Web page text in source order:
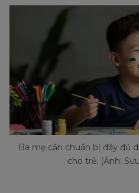
Ba mẹ cần chuẩn bị đầy đủ
cho trẻ. (Ảnh: